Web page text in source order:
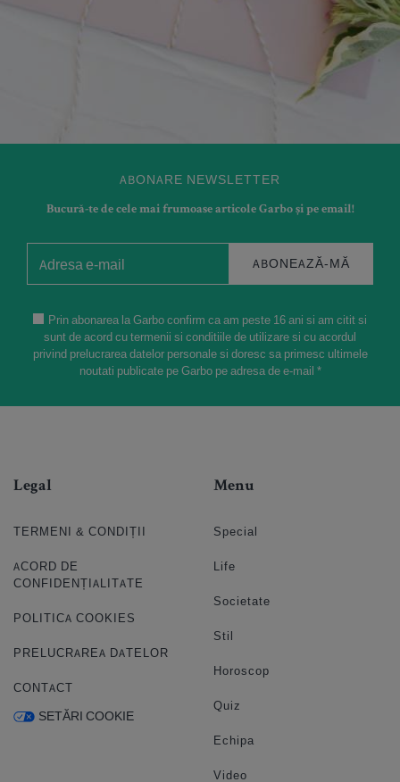
ABONARE NEWSLETTER
Bucură-te de cele mai frumoase articole Garbo și pe email!
ABONEAZĂ-MĂ
Prin abonarea la Garbo confirm ca am peste 16 ani si am citit si
sunt de acord cu termenii si conditiile de utilizare si cu acordul
privind prelucrarea datelor personale si doresc sa primesc ultimele
noutati publicate pe Garbo pe adresa de e-mail *
Legal
TERMENI & CONDIȚII
ACORD DE
CONFIDENȚIALITATE
POLITICA COOKIES
PRELUCRAREA DATELOR
CONTACT
SETĂRI COOKIE
Menu
Special
Life
Societate
Stil
Horoscop
Quiz
Echipa
Video